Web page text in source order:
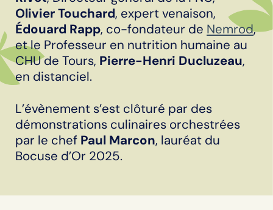
Olivier Touchard, expert venaison,
Édouard Rapp, co-fondateur de Nemrod,
et le Professeur en nutrition humaine au
CHU de Tours, Pierre-Henri Ducluzeau,
en distanciel.
L’évènement s’est clôturé par des
démonstrations culinaires orchestrées
par le chef Paul Marcon, lauréat du
Bocuse d’Or 2025.